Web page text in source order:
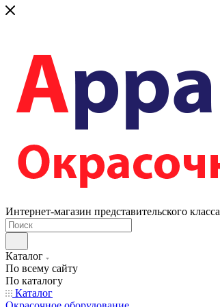
Интернет-магазин представительского класса
Каталог
По всему сайту
По каталогу
Каталог